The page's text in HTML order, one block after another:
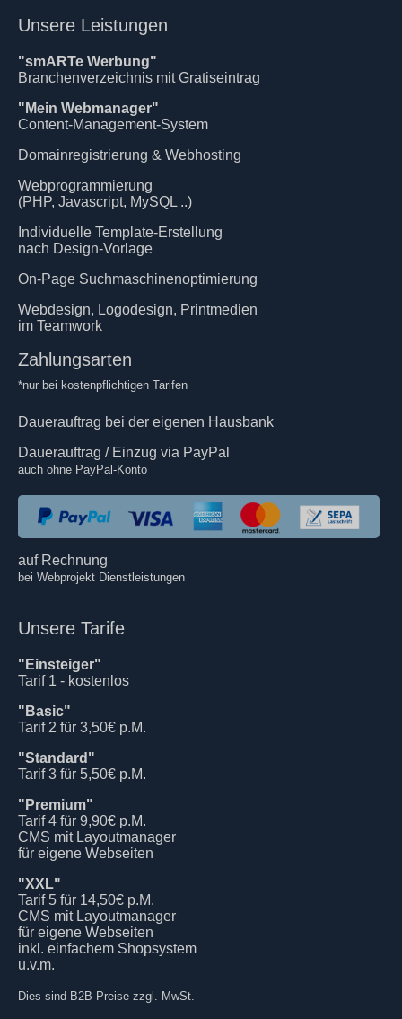
Unsere Leistungen
"smARTe Werbung"
Branchenverzeichnis mit Gratiseintrag
"Mein Webmanager"
Content-Management-System
Domainregistrierung & Webhosting
Webprogrammierung
(PHP, Javascript, MySQL ..)
Individuelle Template-Erstellung
nach Design-Vorlage
On-Page Suchmaschinenoptimierung
Webdesign, Logodesign, Printmedien
im Teamwork
Zahlungsarten
*nur bei kostenpflichtigen Tarifen
Dauerauftrag bei der eigenen Hausbank
Dauerauftrag / Einzug via PayPal
auch ohne PayPal-Konto
auf Rechnung
bei Webprojekt Dienstleistungen
Unsere Tarife
"Einsteiger"
Tarif 1 - kostenlos
"Basic"
Tarif 2 für 3,50€ p.M.
"Standard"
Tarif 3 für 5,50€ p.M.
"Premium"
Tarif 4 für 9,90€ p.M.
CMS mit Layoutmanager
für eigene Webseiten
"XXL"
Tarif 5 für 14,50€ p.M.
CMS mit Layoutmanager
für eigene Webseiten
inkl. einfachem Shopsystem
u.v.m.
Dies sind B2B Preise zzgl. MwSt.